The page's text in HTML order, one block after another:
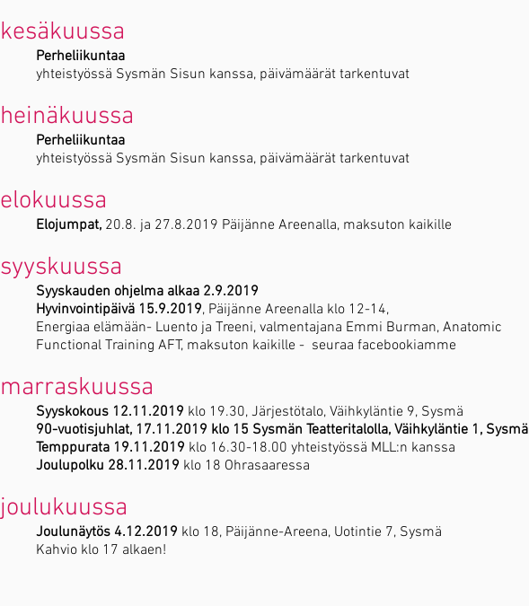
kesäkuussa
Perheliikuntaa
yhteistyössä Sysmän Sisun kanssa, päivämäärät tarkentuvat
heinäkuussa
Perheliikuntaa
yhteistyössä Sysmän Sisun kanssa, päivämäärät tarkentuvat
elokuussa
Elojumpat, 20.8. ja 27.8.2019 Päijänne Areenalla, maksuton kaikille
syyskuussa
Syyskauden ohjelma alkaa 2.9.2019
Hyvinvointipäivä 15.9.2019, Päijänne Areenalla klo 12-14,
Energiaa elämään- Luento ja Treeni, valmentajana Emmi Burman, Anatomic
Functional Training AFT, maksuton kaikille - seuraa facebookiamme
marraskuussa
Syyskokous 12.11.2019 klo 19.30, Järjestötalo, Väihkyläntie 9, Sysmä
90-vuotisjuhlat, 17.11.2019 klo 15 Sysmän Teatteritalolla, Väihkyläntie 1, Sysmä
Temppurata 19.11.2019 klo 16.30-18.00 yhteistyössä MLL:n kanssa
Joulupolku 28.11.2019 klo 18 Ohrasaaressa
joulukuussa
Joulunäytös 4.12.2019 klo 18, Päijänne-Areena, Uotintie 7, Sysmä
Kahvio klo 17 alkaen!